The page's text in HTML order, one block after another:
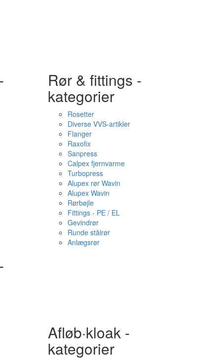
Rør & fittings -
kategorier
Rosetter
Diverse VVS-artikler
Flanger
Raxofix
Sanpress
Calpex fjernvarme
Turbopress
Alupex rør Wavin
Alupex Wavin
Rørbøjle
Fittings - PE / EL
Gevindrør
Runde stålrør
Anlægsrør
Afløb·kloak -
kategorier